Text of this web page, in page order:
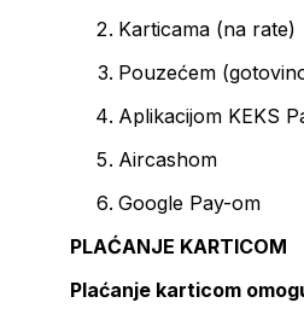
Karticama (na rate)
Pouzećem
Aplikacijom KEKS
Aircashom
Google Pay-om
PLAĆANJE KARTICOM
Plaćanje karticom